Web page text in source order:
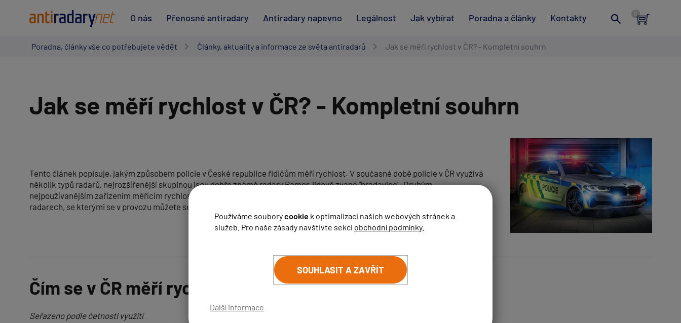
Používáme souborycookie k optimalizaci našich webových stránek a
služeb. Pro naše zásady navštivte sekci obchodní podmínky.
SOUHLASIT A ZAVŘÍT
Další informace
O nás Přenosné antiradary Antiradary napevno Legálnost Jak vybírat Poradna a články Kontakty
Poradna, články vše co potřebujete vědět Články, aktuality a informace ze světa antiradarů Jak se měří rychlost v ČR? - Kompletní souhrn
Jak se měří rychlost v ČR? - Kompletní souhrn
Tento článek popisuje, jakým způsobem policie v České republice řidičům měří rychlost. V současné době policie v ČR využívá
několik typů radarů, nejrozšířenější skupinou jsou dobře známé radary Ramer, lidově zvané "bradavice". Druhým
nejpoužívanějším zařízením měřícím rychlost pak jsou tzv "Lasery". V tomto článku naleznete prakticky kompletní přehled o
radarech, se kterými se v provozu můžete setkat.
Čím se v ČR měří rychlost?
Seřazeno podle četnosti využití